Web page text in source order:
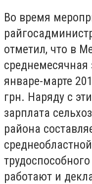
Во время
отметил, что в
среднемесячная
январе-марте
грн. Наряду с
зарплата
района
работают и